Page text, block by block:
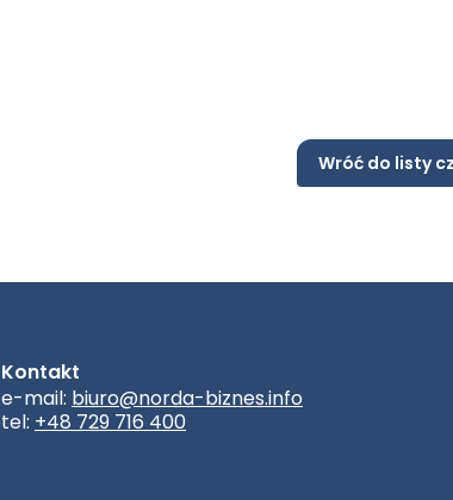
Wróć do listy
Kontakt
e-mail: biuro@norda-biznes.info
tel: +48 729 716 400